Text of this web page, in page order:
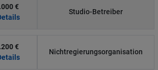
€
Studio-Betreiber
€
Nichtregierungsorganisation